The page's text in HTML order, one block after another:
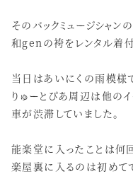
そのバックミュージシャン
和genの袴をレンタル着
当日はあいにくの雨模様
りゅーとぴあ周辺は他の
車が渋滞していました。
能楽堂に入ったことは何
楽屋裏に入るのは初めて